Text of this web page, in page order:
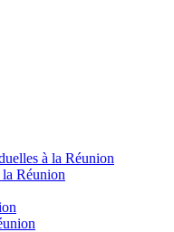
à la Réunion
Réunion